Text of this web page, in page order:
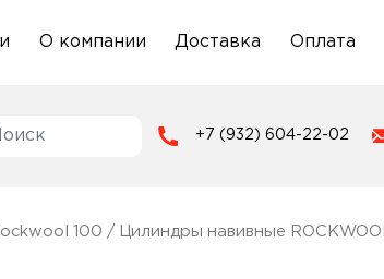
О компании Доставка Оплата
+7 (932) 604-22-02
100 / Цилиндры навивные